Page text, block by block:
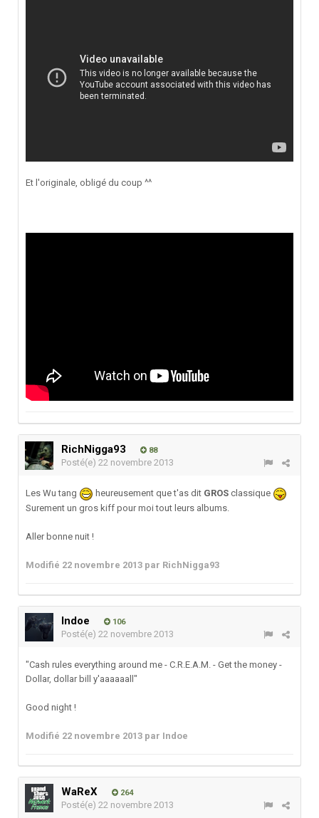
Et l'originale, obligé du coup ^^
RichNigga93 88
Posté(e) 22 novembre 2013
Les Wu tang heureusement que t'as dit GROS classique
Surement un gros kiff pour moi tout leurs albums.
Aller bonne nuit !
Modifié 22 novembre 2013 par RichNigga93
Indoe 106
Posté(e) 22 novembre 2013
"Cash rules everything around me - C.R.E.A.M. - Get the money -
Dollar, dollar bill y'aaaaaall"
Good night !
Modifié 22 novembre 2013 par Indoe
WaReX 264
Posté(e) 22 novembre 2013